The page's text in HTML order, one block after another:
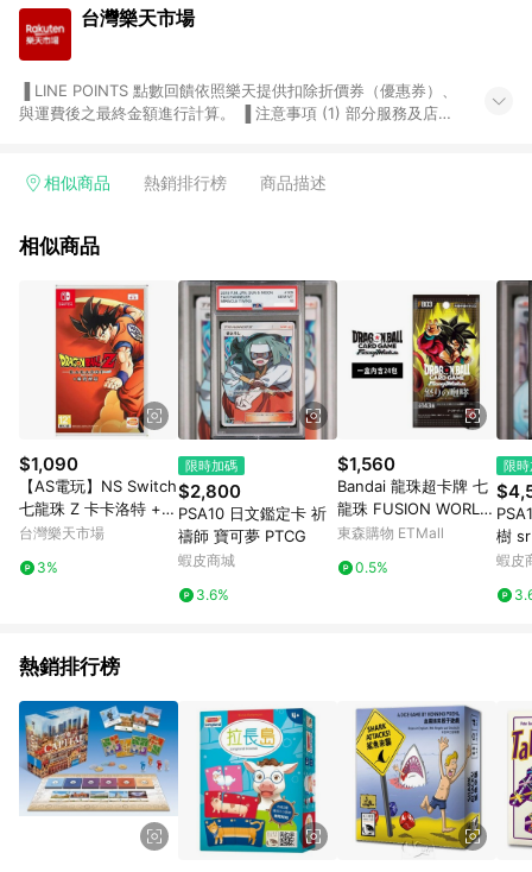
台灣樂天市場
與運費後之最終金額進行計算。 ▐ 注意事項 (1) 部分服務及店家
Smart mobile、神腦生活、JS巨盛、樂天KOBO電子書，請詳閱
台灣樂天市場，並在同一瀏覽器於24小時內結帳，才享有 LINE
市場 45 天內完成訂單出貨及結帳，則不符合贈點資格。 (4) 如
使用APP、或中途瀏覽比價網、回饋網、Google等其他網頁、或
由網頁版(電腦版/手機版網頁)切換為App都將會造成追蹤中斷而
無法進行 LINE POINTS 回饋。 (5) LINE 購物為購物資訊整合性
平台，商品資料更新會有時間差，如顯示之商品規格、顏色、價
位、贈品與台灣樂天市場銷售網頁不符，以銷售網頁標示為準。
(6) 導購訂單已逾 365 天，根據台灣樂天回饋規定，逾期訂單將
不符合回饋資格。 (7) 若上述或其他原因，致使消費者無接收到
點數回饋或點數回饋有爭議，台灣樂天市場保有更改條款與法律
追訴之權利，活動詳情以樂天市場網站公告為準。
相似商品 熱銷排行榜 商品描述
相似商品
$1,090
【AS電玩】NS Switch
七龍珠 Z 卡卡洛特 +
新覺醒組合 中文版
台灣樂天市場
3%
限時加碼
$2,800
PSA10 日文鑑定卡 祈
禱師 寶可夢 PTCG
蝦皮商城
3.6%
$1,560
Bandai 龍珠超卡牌 七
龍珠 FUSION WORLD
卡牌遊戲 補充包 憤怒
（一盒）
東森購物 ETMall
0.5%
限
樹
蝦皮
熱銷排行榜